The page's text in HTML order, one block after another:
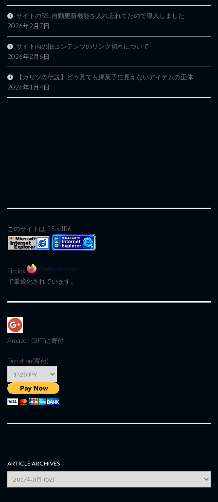
サイトのSSL自動更新機能を入れ忘れてたので導入しました
2026年2月7日
サイト内の旧コンテンツのリンク切れについて
2026年2月6日
【カリツの伝説】どう見ても綿菓子に見えないアイテムの正体
2026年1月4日
このサイトはIE5.x/IE6
Firefox
で最適化されています。
Amazon GIFTに寄付
Donation(寄付)
ARTICLE ARCHIVES
Article
Archives